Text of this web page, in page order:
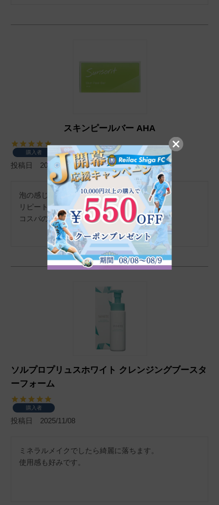
スキンピールバー AHA
購入者
投稿日 2025/11/08
泡の感じと洗い上がりが大好きで、
リピートしています。
コスパの良さもびっくりです。
ソルプロプリュスホワイト クレンジングブースタ
ーフォーム
購入者
投稿日 2025/11/08
ミネラルメイクでしたら綺麗に落ちます。
使用感も好みです。